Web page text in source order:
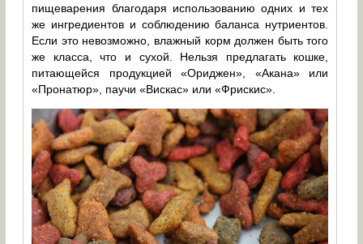
пищеварения благодаря использованию одних и тех
же ингредиентов и соблюдению баланса нутриентов.
Если это невозможно, влажный корм должен быть того
же класса, что и сухой. Нельзя предлагать кошке,
питающейся продукцией «Ориджен», «Акана» или
«Пронатюр», паучи «Вискас» или «Фрискис».